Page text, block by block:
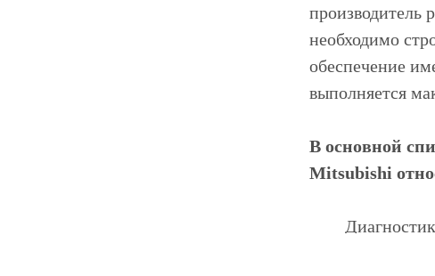
производитель
необходимо
обеспечение
выполняется
В основной
Mitsubishi